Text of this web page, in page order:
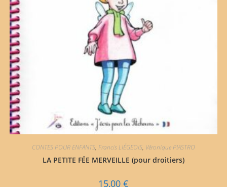
CONTES POUR ENFANTS, Francis LIÉGEOIS, Véronique PIASTRO
LA PETITE FÉE MERVEILLE (pour droitiers)
15,00 €